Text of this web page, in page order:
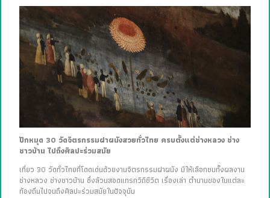
ปักหมุด 30 วัดจิตรกรรมฝาผนังสวยทั่วไทย ครบตั้งแต่ช่างหลวง ช่าง
ชาวบ้าน ไปถึงศิลปะร่วมสมัย
เที่ยว 30 วัดทั่วไทยที่โดดเด่นด้วยงานจิตรกรรมฝาผนัง มีให้เลือกชมทั้งผลงาน
ช่างหลวง ช่างชาวบ้าน ซึ่งล้วนสอดแทรกวิถีชีวิต เรื่องเล่า ตำนานของในแต่ละ
ท้องถิ่นไปจนถึงศิลปะร่วมสมัยในปัจจุบัน